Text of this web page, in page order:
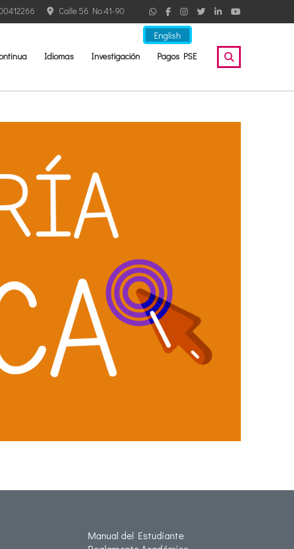
English
Calle 56 No 41-90
Idiomas Investigación Pagos PSE
Manual del Estudiante